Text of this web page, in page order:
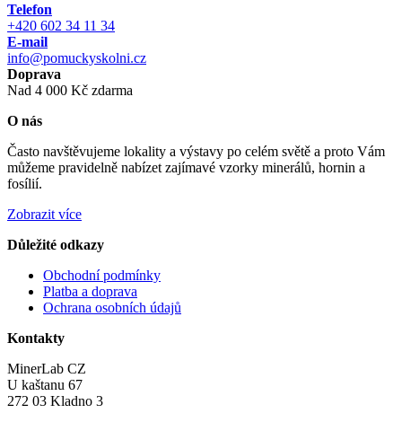
Telefon
+420 602 34 11 34
E-mail
info@pomuckyskolni.cz
Doprava
Nad 4 000 Kč zdarma
O nás
Často navštěvujeme lokality a výstavy po celém světě a proto Vám
můžeme pravidelně nabízet zajímavé vzorky minerálů, hornin a
fosílií.
Zobrazit více
Důležité odkazy
Obchodní podmínky
Platba a doprava
Ochrana osobních údajů
Kontakty
MinerLab CZ
U kaštanu 67
272 03 Kladno 3